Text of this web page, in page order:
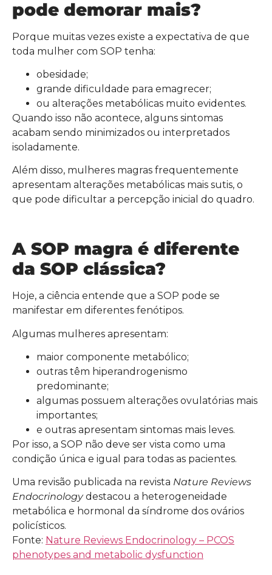
pode demorar mais?
Porque muitas vezes existe a expectativa de que
toda mulher com SOP tenha:
obesidade;
grande dificuldade para emagrecer;
ou alterações metabólicas muito evidentes.
Quando isso não acontece, alguns sintomas
acabam sendo minimizados ou interpretados
isoladamente.
Além disso, mulheres magras frequentemente
apresentam alterações metabólicas mais sutis, o
que pode dificultar a percepção inicial do quadro.
A SOP magra é diferente
da SOP clássica?
Hoje, a ciência entende que a SOP pode se
manifestar em diferentes fenótipos.
Algumas mulheres apresentam:
maior componente metabólico;
outras têm hiperandrogenismo
predominante;
algumas possuem alterações ovulatórias mais
importantes;
e outras apresentam sintomas mais leves.
Por isso, a SOP não deve ser vista como uma
condição única e igual para todas as pacientes.
Uma revisão publicada na revista Nature Reviews
Endocrinologydestacou a heterogeneidade
metabólica e hormonal da síndrome dos ovários
policísticos.
Fonte: Nature Reviews Endocrinology – PCOS
phenotypes and metabolic dysfunction